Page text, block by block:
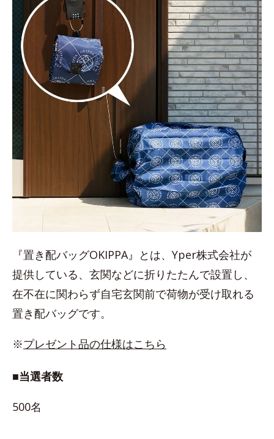
『置き配バッグOKIPPA』とは、Yper株式会社が
提供している、玄関などに折りたたんで設置し、
在不在に関わらず自宅玄関前で荷物が受け取れる
置き配バッグです。
※プレゼント品の仕様はこちら
■当選者数
500名